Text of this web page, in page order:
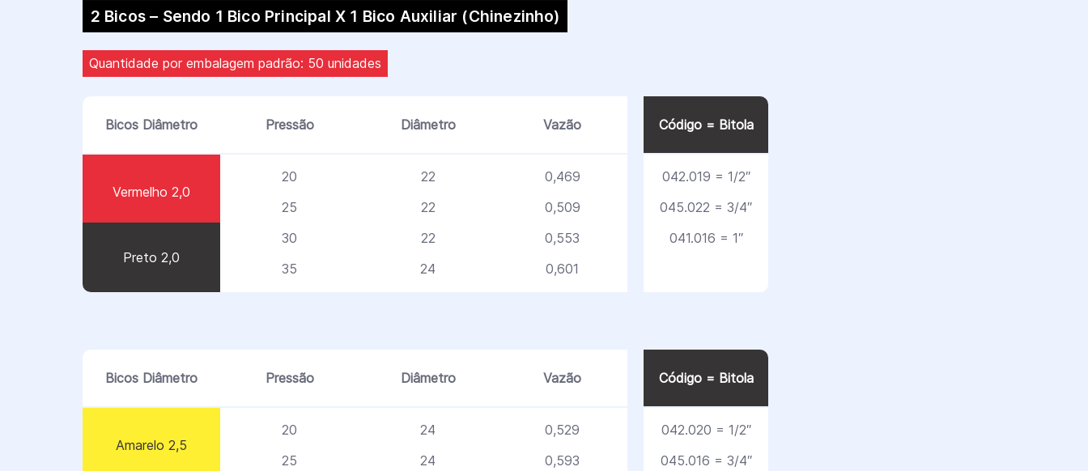
2 Bicos – Sendo 1 Bico Principal X 1 Bico Auxiliar (Chinezinho)
Quantidade por embalagem padrão: 50 unidades
Bicos Diâmetro Pressão Diâmetro Vazão Código = Bitola
Vermelho 2,0
20 22 0,469
042.019 = 1/2″
25
22 0,509 045.022 = 3/4″
Preto 2,0
30 22 0,553
041.016 = 1″
35
24 0,601
Bicos Diâmetro Pressão Diâmetro Vazão Código = Bitola
Amarelo 2,5
20 24 0,529
042.020 = 1/2″
25
24 0,593 045.016 = 3/4″